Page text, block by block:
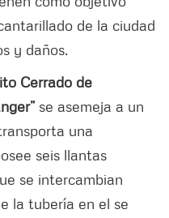
de la ciudad
y daños.
Cerrado de
se asemeja a un
una
seis llantas
se intercambian
la tubería en el se